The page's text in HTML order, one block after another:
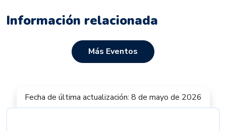
Información relacionada
Más Eventos
Fecha de última actualización: 8 de mayo de 2026